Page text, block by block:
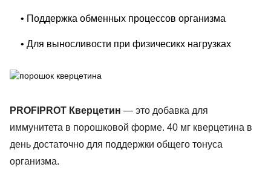
• Поддержка обменных процессов организма
• Для выносливости при физичесикх нагрузках
PROFIPROT Кверцетин — это добавка для
иммунитета в порошковой форме. 40 мг кверцетина в
день достаточно для поддержки общего тонуса
организма.